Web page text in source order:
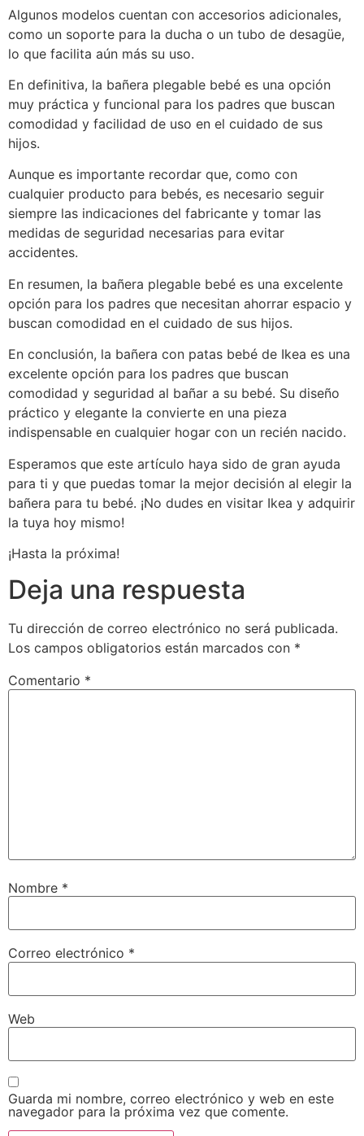
Algunos modelos cuentan con accesorios adicionales,
como un soporte para la ducha o un tubo de desagüe,
lo que facilita aún más su uso.
En definitiva, la bañera plegable bebé es una opción
muy práctica y funcional para los padres que buscan
comodidad y facilidad de uso en el cuidado de sus
hijos.
Aunque es importante recordar que, como con
cualquier producto para bebés, es necesario seguir
siempre las indicaciones del fabricante y tomar las
medidas de seguridad necesarias para evitar
accidentes.
En resumen, la bañera plegable bebé es una excelente
opción para los padres que necesitan ahorrar espacio y
buscan comodidad en el cuidado de sus hijos.
En conclusión, la bañera con patas bebé de Ikea es una
excelente opción para los padres que buscan
comodidad y seguridad al bañar a su bebé. Su diseño
práctico y elegante la convierte en una pieza
indispensable en cualquier hogar con un recién nacido.
Esperamos que este artículo haya sido de gran ayuda
para ti y que puedas tomar la mejor decisión al elegir la
bañera para tu bebé. ¡No dudes en visitar Ikea y adquirir
la tuya hoy mismo!
¡Hasta la próxima!
Deja una respuesta
Tu dirección de correo electrónico no será publicada.
Los campos obligatorios están marcados con *
Comentario *
Nombre *
Correo electrónico *
Web
Guarda mi nombre, correo electrónico y web en este
navegador para la próxima vez que comente.